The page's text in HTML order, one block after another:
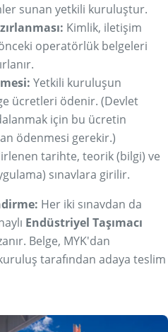
sunan yetkili kuruluştur.
Kimlik, iletişim
operatörlük belgeleri
Yetkili kuruluşun
ücretleri ödenir. (Devlet
için bu ücretin
ödenmesi gerekir.)
tarihte, teorik (bilgi) ve
sınavlara girilir.
Her iki sınavdan da
Endüstriyel Taşımacı
Belge, MYK'dan
tarafından adaya teslim